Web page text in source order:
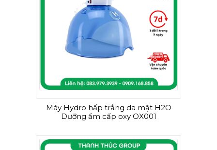
Máy Hydro hấp trắng da mặt H2O
Dưỡng ẩm cấp oxy OX001